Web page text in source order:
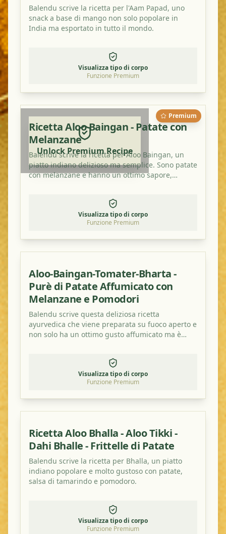
Balendu scrive la ricetta per l'Aam Papad, uno
snack a base di mango non solo popolare in
India ma esportato in tutto il mondo.
Visualizza tipo di corpo
Funzione Premium
Premium
Unlock Premium Recipe
Ricetta Aloo Baingan - Patate con
Melanzane
Balendu scrive la ricetta per Aloo Baingan, un
piatto indiano delizioso ma semplice. Sono patate
con melanzane e hanno un ottimo sapore,
Visualizza tipo di corpo
Funzione Premium
Aloo-Baingan-Tomater-Bharta -
Purè di Patate Affumicato con
Melanzane e Pomodori
Balendu scrive questa deliziosa ricetta
ayurvedica che viene preparata su fuoco aperto e
non solo ha un ottimo gusto affumicato ma è
Visualizza tipo di corpo
Funzione Premium
Ricetta Aloo Bhalla - Aloo Tikki -
Dahi Bhalle - Frittelle di Patate
Balendu scrive la ricetta per Bhalla, un piatto
indiano popolare e molto gustoso con patate,
salsa di tamarindo e pomodoro.
Visualizza tipo di corpo
Funzione Premium